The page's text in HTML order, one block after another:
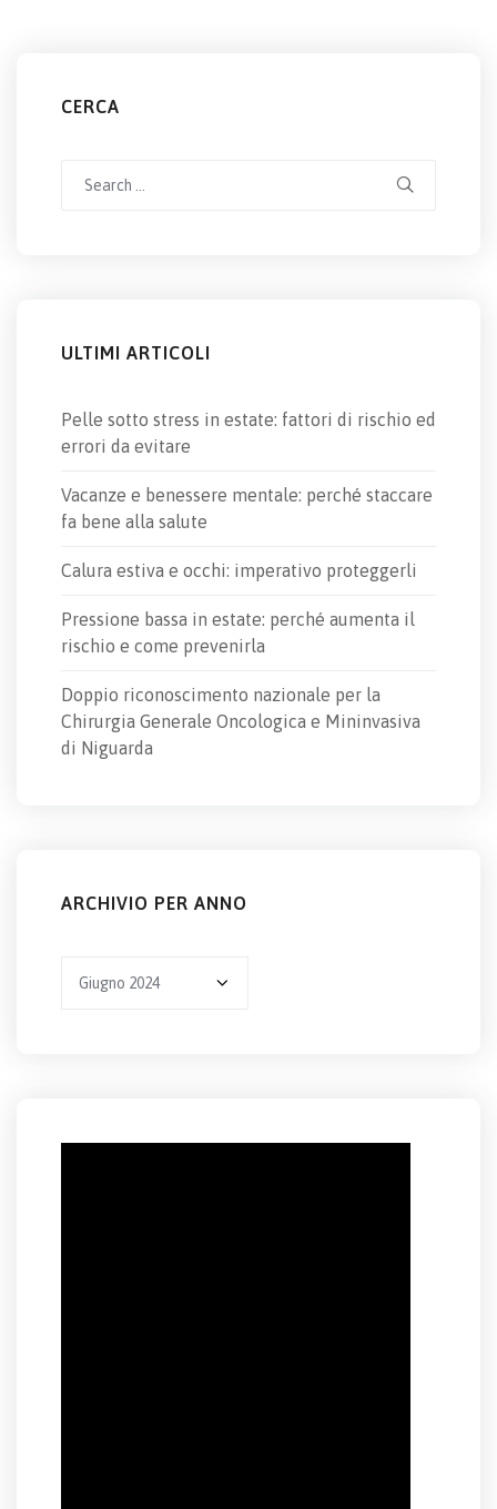
CERCA
ULTIMI ARTICOLI
Pelle sotto stress in estate: fattori di rischio ed
errori da evitare
Vacanze e benessere mentale: perché staccare
fa bene alla salute
Calura estiva e occhi: imperativo proteggerli
Pressione bassa in estate: perché aumenta il
rischio e come prevenirla
Doppio riconoscimento nazionale per la
Chirurgia Generale Oncologica e Mininvasiva
di Niguarda
ARCHIVIO PER ANNO
per